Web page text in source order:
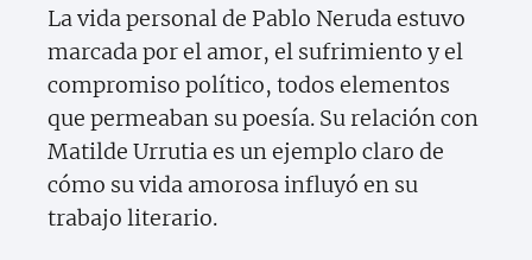
La vida personal de Pablo Neruda estuvo
marcada por el amor, el sufrimiento y el
compromiso político, todos elementos
que permeaban su poesía. Su relación con
Matilde Urrutia es un ejemplo claro de
cómo su vida amorosa influyó en su
trabajo literario.